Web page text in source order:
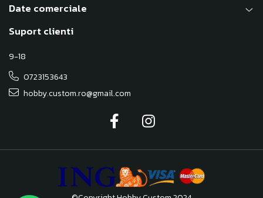
Date comerciale
Suport clienti
9-18
0723153643
hobby.custom.ro@gmail.com